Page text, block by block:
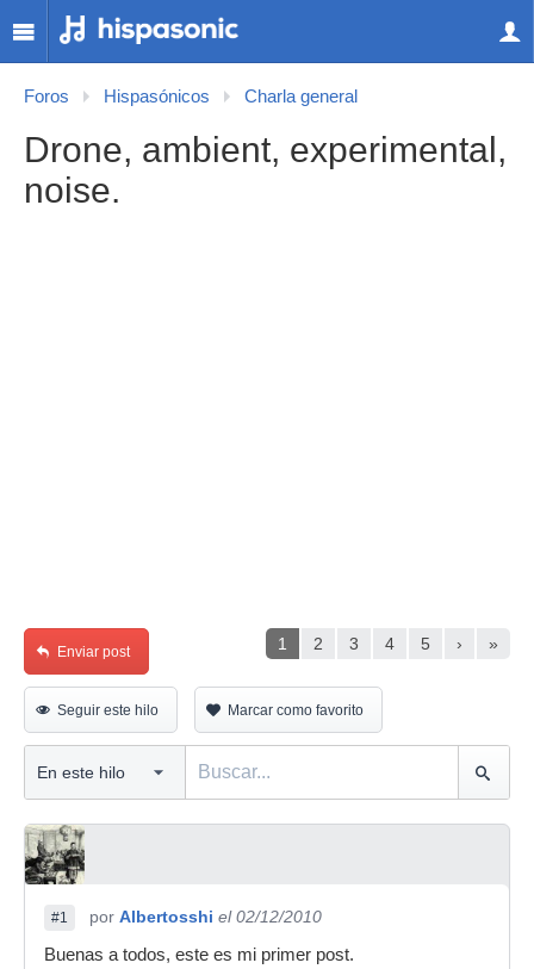
Foros Hispasónicos Charla general
Drone, ambient, experimental,
noise.
1 2 3 4 5 › »
Enviar post
Seguir este hilo Marcar como favorito
#1 por Albertosshi el 02/12/2010
Buenas a todos, este es mi primer post.